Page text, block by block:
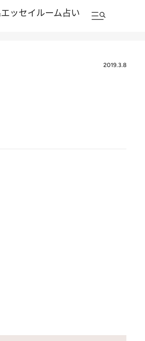
ッセイルーム占い
2019.3.8